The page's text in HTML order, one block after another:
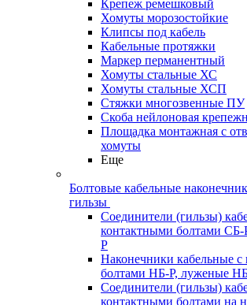
Крепеж ремешковый
Хомуты морозостойкие
Клипсы под кабель
Кабельные протяжки
Маркер перманентный
Хомуты стальные ХС
Хомуты стальные ХСП
Стяжки многозвенные ПУ
Скоба нейлоновая
Площадка монтажная с
хомуты
Еще
Болтовые кабельные
гильзы
Соединители (гильзы)
контактными болтами
Р
Наконечники кабельные с
болтами НБ-Р, луженые
Соединители (гильзы)
контактными болтами на